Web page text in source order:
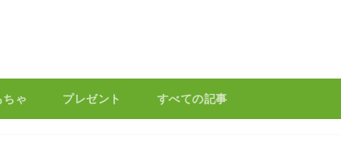
ちゃ プレゼント すべての記事